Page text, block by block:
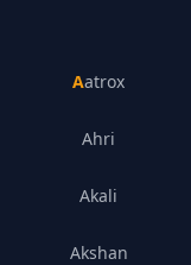
Aatrox
Ahri
Akali
Akshan